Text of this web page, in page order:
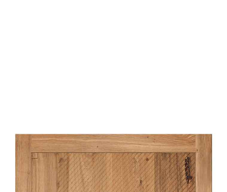
Межкомнатная дверь
Легно 12
из массива дуба